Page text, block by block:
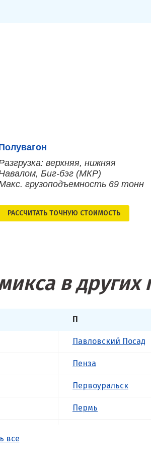
верхняя, нижняя
Биг-бэг (МКР)
грузоподъемность 69 тонн
РАСCЧИТАТЬ ТОЧНУЮ СТОИМОСТЬ
в других
П
Павловский Посад
Пенза
Первоуральск
Пермь
все